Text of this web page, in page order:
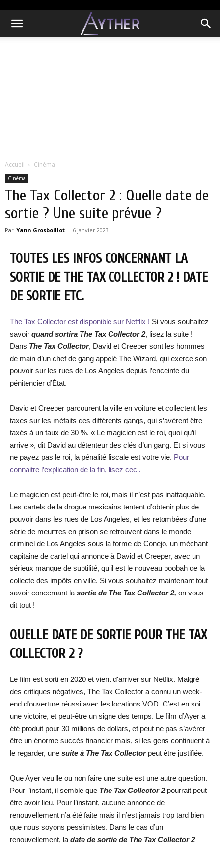
Accueil Cinéma
Cinéma
The Tax Collector 2 : Quelle date de
sortie ? Une suite prévue ?
Par Yann Grosboillot - 6 janvier 2023
TOUTES LES INFOS CONCERNANT LA
SORTIE DE THE TAX COLLECTOR 2 ! DATE
DE SORTIE ETC.
The Tax Collector est disponible sur Netflix ! Si vous souhaitez
savoir quand sortira The Tax Collector 2, lisez la suite !
Dans The Tax Collector, David et Creeper sont les hommes
de main d’un chef de gang appelé The Wizard, qui exerce son
pouvoir sur les rues de Los Angeles depuis l’enceinte du
pénitencier d’État.
David et Creeper parcourent la ville en voiture et collectent les
taxes sur les méfaits des différents gangs, qui s’avèrent être
taxés à un taux de 30 %. « Le magicien est le roi, quoi qu’il
arrive », dit David au détenteur des clés d’un gang. Et si vous
ne payez pas le roi, la pénalité fiscale est votre vie. Pour
connaitre l’explication de la fin, lisez ceci.
Le magicien est peut-être le roi, mais il n’est pas inattaquable.
Les cartels de la drogue mexicains tentent d’obtenir plus de
pouvoir dans les rues de Los Angeles, et les retombées d’une
série de meurtres en prison se retrouvent dans le monde
criminel de Los Angeles sous la forme de Conejo, un méchant
capitaine de cartel qui annonce à David et Creeper, avec un
sérieux manque de subtilité, qu’il est le nouveau poobah de la
collecte des impôts en ville. Si vous souhaitez maintenant tout
savoir concernant la sortie de The Tax Collector 2, on vous
dit tout !
QUELLE DATE DE SORTIE POUR THE TAX
COLLECTOR 2 ?
Le film est sorti en 2020 et vient d’arriver sur Netflix. Malgré
des critiques négatives, The Tax Collector a connu un week-
end d’ouverture réussi avec les locations VOD. C’est en soi
une victoire, et peut-être un signe des temps. Le film d’Ayer a
été produit pour 30 millions de dollars, et peut ne pas s’avérer
être un énorme succès financier mais, si les gens continuent à
le regarder, une suite à The Tax Collectorpeut être justifiée.
Que Ayer veuille ou non faire une suite est une autre question.
Pour l’instant, il semble que The Tax Collector 2 pourrait peut-
être avoir lieu. Pour l’instant, aucune annonce de
renouvellement n’a été faite mais il n’est jamais trop tard bien
que nous soyons pessimistes. Dans le cas d’un
renouvellement, la date de sortie de The Tax Collector 2